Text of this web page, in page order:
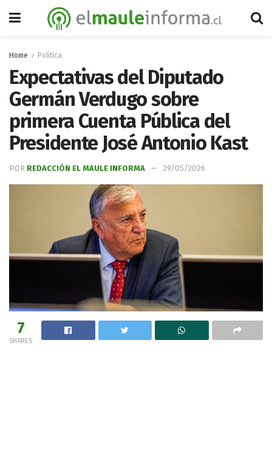
Home Política
Expectativas del Diputado
Germán Verdugo sobre
primera Cuenta Pública del
Presidente José Antonio Kast
POR REDACCIÓN EL MAULE INFORMA 29/05/2026
7
SHARES